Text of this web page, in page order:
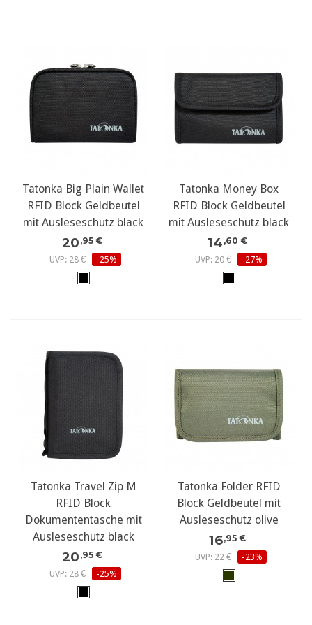
Tatonka Big Plain Wallet
RFID Block Geldbeutel
mit Ausleseschutz black
20 ,95 €
UVP: 28 €
-25%
Tatonka Money Box
RFID Block Geldbeutel
mit Ausleseschutz black
14 ,60 €
UVP: 20 €
-27%
Tatonka Travel Zip M
RFID Block
Dokumententasche mit
Ausleseschutz black
20 ,95 €
UVP: 28 €
-25%
Tatonka Folder RFID
Block Geldbeutel mit
Ausleseschutz olive
16,95 €
UVP: 22 €
-23%